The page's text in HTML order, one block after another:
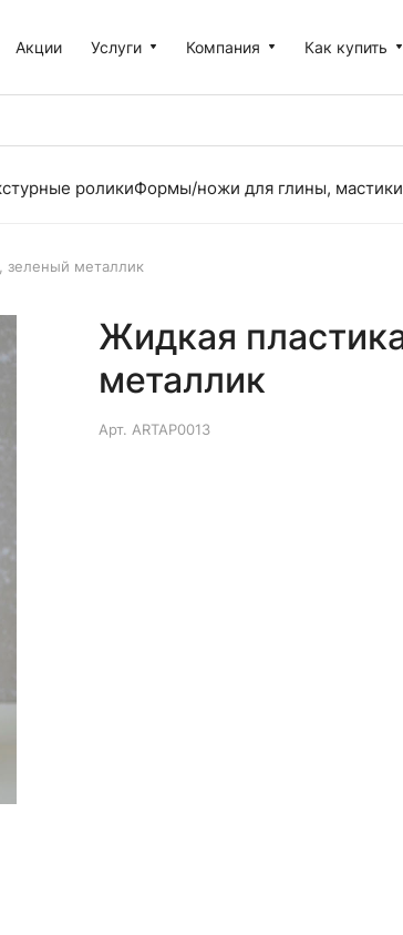
Акции Услуги Компания Как купить
роликиФормы/ножи для глины, мастики
зеленый металлик
Жидкая
металлик
Арт. ARTAP0013